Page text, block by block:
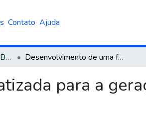
Contato Ajuda
Ciência da Computação - Bacharelado Desenvolvimento de uma ferramenta automatizada para a geração de laudos médicos utilizando a API do GPT
para a